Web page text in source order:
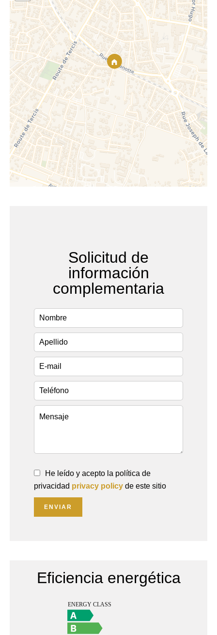
Solicitud de
información
complementaria
He leído y acepto la política de
privacidad privacy policy de este sitio
ENVIAR
Eficiencia energética